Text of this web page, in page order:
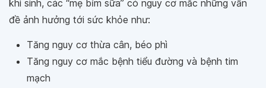
khi sinh, các “mẹ bỉm sữa” có nguy cơ mắc những vấn
đề ảnh hưởng tới sức khỏe như:
Tăng nguy cơ thừa cân, béo phì
Tăng nguy cơ mắc bệnh tiểu đường và bệnh tim
mạch